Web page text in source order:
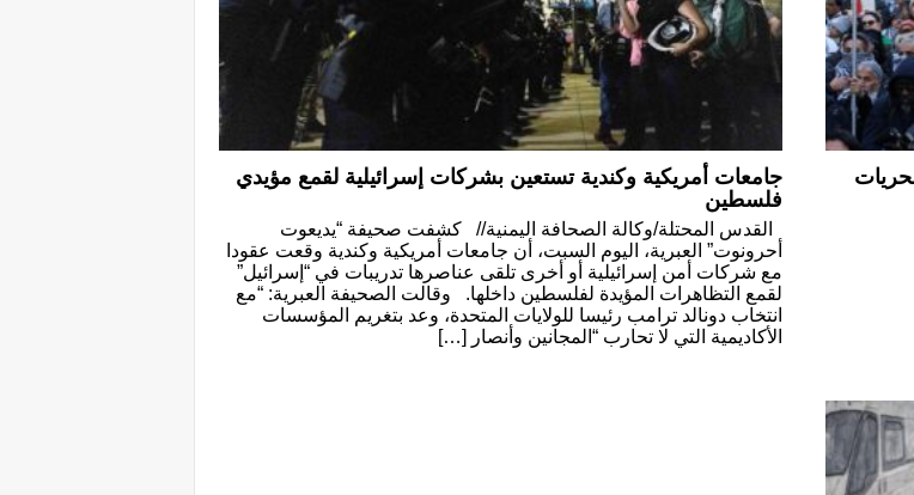
جامعات أمريكية وكندية تستعين بشركات إسرائيلية لقمع مؤيدي
فلسطين
القدس المحتلة/وكالة الصحافة اليمنية// كشفت صحيفة “يديعوت
أحرونوت” العبرية، اليوم السبت، أن جامعات أمريكية وكندية وقعت عقودا
مع شركات أمن إسرائيلية أو أخرى تلقى عناصرها تدريبات في “إسرائيل”
لقمع التظاهرات المؤيدة لفلسطين داخلها. وقالت الصحيفة العبرية: “مع
انتخاب دونالد ترامب رئيسا للولايات المتحدة، وعد بتغريم المؤسسات
الأكاديمية التي لا تحارب “المجانين وأنصار […]